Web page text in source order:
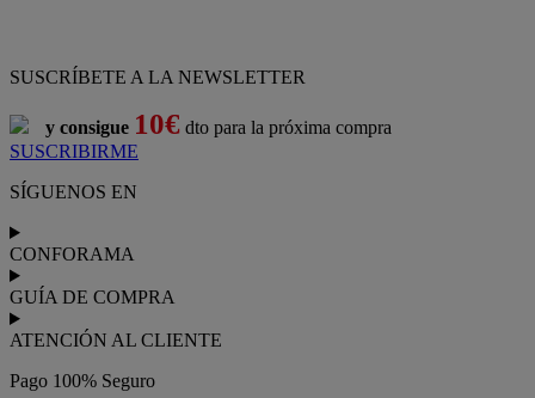
SUSCRÍBETE A LA NEWSLETTER
y consigue 10€ dto para la próxima compra
SUSCRIBIRME
SÍGUENOS EN
CONFORAMA
GUÍA DE COMPRA
ATENCIÓN AL CLIENTE
Pago 100% Seguro